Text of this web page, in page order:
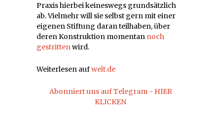
Praxis hierbei keineswegs grundsätzlich
ab. Vielmehr will sie selbst gern mit einer
eigenen Stiftung daran teilhaben, über
deren Konstruktion momentan noch
gestrittenwird.
Weiterlesen aufwelt.de
Abonniert uns auf Telegram - HIER
KLICKEN